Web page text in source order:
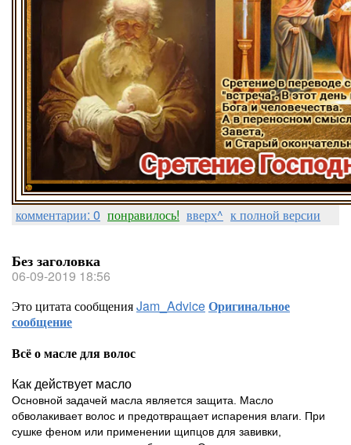
комментарии: 0 понравилось! вверх^ к полной версии
Без заголовка
06-09-2019 18:56
Это цитата сообщенияJam_AdviceОригинальное
сообщение
Всё о масле для волос
Как действует масло
Основной задачей масла является защита. Масло
обволакивает волос и предотвращает испарения влаги. При
сушке феном или применении щипцов для завивки,